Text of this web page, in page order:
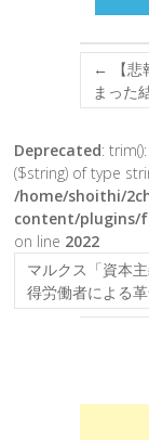
←
【
まった
Deprecated:
($string) of type
/home/shoithi/
content/plugins/
on line 2022
マルクス「資本
得労働者による